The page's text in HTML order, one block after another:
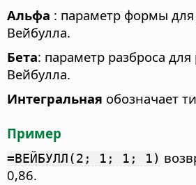
Альфа : параметр формы
Вейбулла.
Бета: параметр разброса
Вейбулла.
Интегральная обозначает
Пример
=ВЕЙБУЛЛ(2; 1; 1; 1)
0,86.